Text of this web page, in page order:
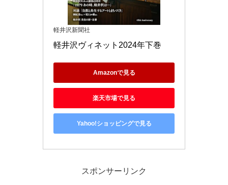
軽井沢新聞社
軽井沢ヴィネット2024年下巻
Amazonで見る
楽天市場で見る
Yahoo!ショッピングで見る
スポンサーリンク